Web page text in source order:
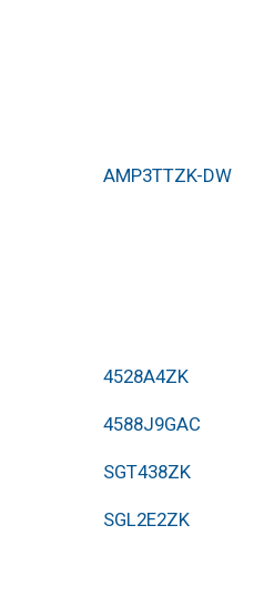
AMP3TTZK-DW
4528A4ZK
4588J9GAC
SGT438ZK
SGL2E2ZK